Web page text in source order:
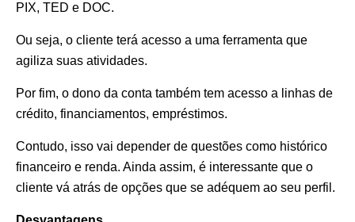
PIX, TED e DOC.
Ou seja, o cliente terá acesso a uma ferramenta que
agiliza suas atividades.
Por fim, o dono da conta também tem acesso a linhas de
crédito, financiamentos, empréstimos.
Contudo, isso vai depender de questões como histórico
financeiro e renda. Ainda assim, é interessante que o
cliente vá atrás de opções que se adéquem ao seu perfil.